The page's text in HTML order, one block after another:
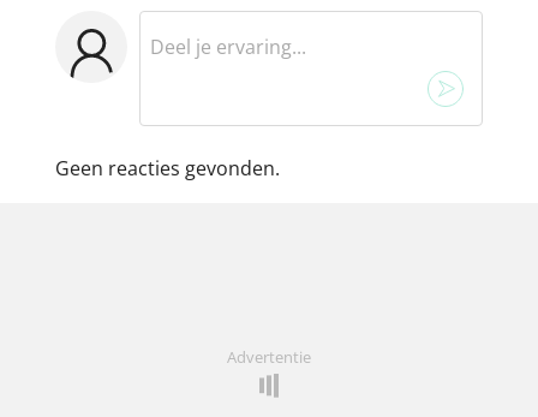
Geen reacties gevonden.
Advertentie